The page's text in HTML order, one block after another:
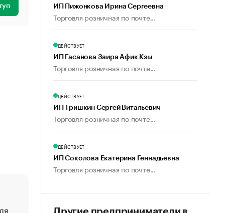
«От спорта тело стареет иначе». Как живет глава
ИП Пижонкова Ирина Сергеевна
Торговля розничная по почте...
ДЕЙСТВУЕТ
ИП Гасанова Заира Афик Кзы
Торговля розничная по почте...
ДЕЙСТВУЕТ
ИП Тришкин Сергей Витальевич
Торговля розничная по почте...
ДЕЙСТВУЕТ
ИП Соколова Екатерина Геннадьевна
Торговля розничная по почте...